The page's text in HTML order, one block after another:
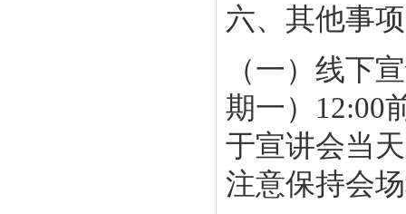
六、其他事项
（一）线下
期一）12:00
于宣讲会当
注意保持会